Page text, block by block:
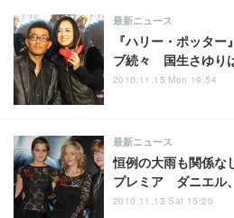
『ハリー・ポッタ
ブ続々 国生さゆり
最新ニュース
2010.11.15 Mon 19:54
恒例の大雨も関係な
プレミア ダニエル
最新ニュース
2010.11.13 Sat 15:20